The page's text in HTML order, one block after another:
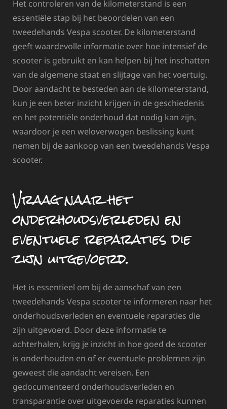
Het controleren van de kilometerstand is een
essentiële stap bij het beoordelen van een
tweedehands Vespa scooter. De kilometerstand
geeft waardevolle informatie over hoe intensief de
scooter is gebruikt en kan helpen bij het inschatten
van de algemene staat en slijtage van het voertuig.
Door aandacht te besteden aan de kilometerstand,
kun je een beter inzicht krijgen in de geschiedenis
en het potentiële onderhoud dat nodig kan zijn,
waardoor je een weloverwogen beslissing kunt
nemen bij de aankoop van een tweedehands Vespa
scooter.
Vraag naar het
onderhoudsverleden en
eventuele reparaties die
zijn uitgevoerd.
Het is essentieel om bij de aanschaf van een
tweedehands Vespa scooter te informeren naar het
onderhoudsverleden en eventuele reparaties die
zijn uitgevoerd. Door deze informatie te
achterhalen, krijg je inzicht in hoe goed de scooter
is onderhouden en of er eventuele problemen zijn
geweest die aandacht vereisen. Een
gedocumenteerd onderhoudsverleden en
transparantie over uitgevoerde reparaties kunnen